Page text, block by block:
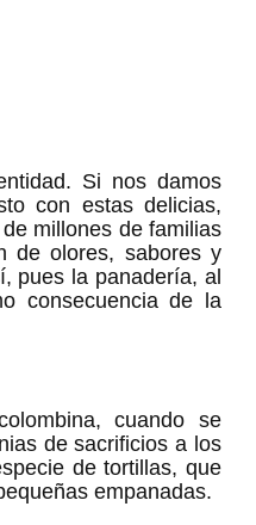
Si nos damos
con estas delicias,
millones de familias
de olores, sabores y
pues la panadería, al
consecuencia de la
cuando se
de sacrificios a los
de tortillas, que
empanadas.